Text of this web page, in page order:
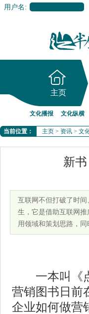
用户名:
主页
文化播报 文化纵横
当前位置： 主页 > 资讯 > 文
新
互联网不但打破了时
生，它是借助互联网
用领域和策划思路，
一本叫《点
营销图书日前
企业如何做营